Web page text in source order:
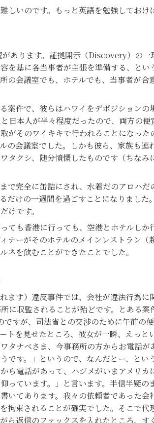
いのです。もっと英語を勉強してお
あります。証拠開示（Discovery）の
を基に各当事者が主張を準備する、と
会議室でも、ホテルでも、当事者が合
件で、彼らはハワイをデポジションの
日本人が半々程度だったので、両方の
がそのワイキキで行われることになっ
会議室でした。しかも彼ら、家族も
タクシ、随分憤慨したものです（ちな
完全に缶詰にされ、水着だのアロハ
だけの一週間を過ごすことになりまし
けです。
も香港に行っても、空港とホテルし
ーがそのホテルのメインレストラン（
を飲むことができたことでした。
す）違反事件では、会社が違法行為に
収監されることが殆どです。とある案
すが、司法省との交渉のために午前の
トを見せたところ、彼女が一瞬、えっ
タナベさま、今事務所の方からお電話
す。」というので、なんだとー、とい
ら電話があって、ハジメがいまアメリ
っています。」と言います。半信半疑
いてあります。我々の依頼者であった
拘束されることが確実でした。そこで
ら返信のファックスを入れたところ、